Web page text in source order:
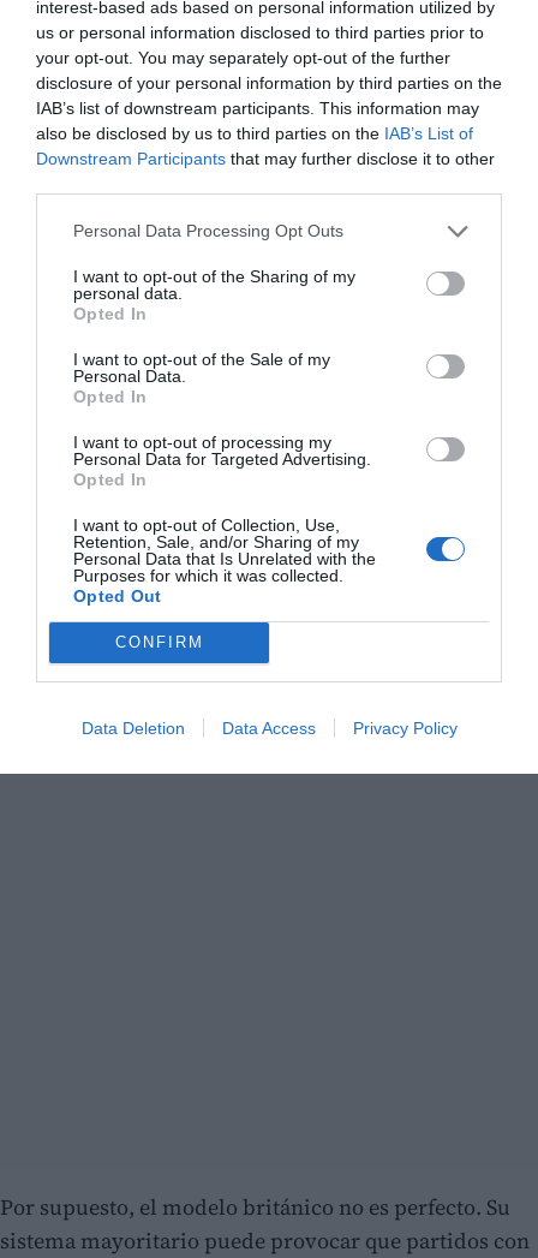
interest-based ads based on personal information utilized by
us or personal information disclosed to third parties prior to
your opt-out. You may separately opt-out of the further
disclosure of your personal information by third parties on the
IAB’s list of downstream participants. This information may
also be disclosed by us to third parties on the IAB’s List of
Downstream Participants that may further disclose it to other
Personal Data Processing Opt Outs
I want to opt-out of the Sharing of my
personal data.
Opted In
I want to opt-out of the Sale of my
Personal Data.
Opted In
I want to opt-out of processing my
Personal Data for Targeted Advertising.
Opted In
I want to opt-out of Collection, Use,
Retention, Sale, and/or Sharing of my
Personal Data that Is Unrelated with the
Purposes for which it was collected.
Opted Out
CONFIRM
Data Deletion Data Access Privacy Policy
político.
El resultado es un Parlamento formado, en buena
medida, por representantes cuya prioridad consiste
en mantener la confianza de la dirección de su
partido. No es casualidad quela mayoría de los
ciudadanos desconozca el nombre de sus diputados
Tampoco es extraño que sean muy escasas las
ocasiones en las que un parlamentario rompe la
disciplina de voto para defender los intereses
diseñado para premiar la lealtad interna antes que la
autonomía personal.
Por supuesto, el modelo británico no es perfecto. Su
sistema mayoritario puede provocar que partidos con